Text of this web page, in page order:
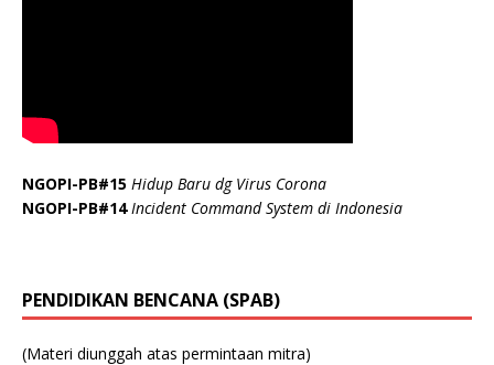
NGOPI-PB#15 Hidup Baru dg Virus Corona
NGOPI-PB#14 Incident Command System di Indonesia
PENDIDIKAN BENCANA (SPAB)
(Materi diunggah atas permintaan mitra)